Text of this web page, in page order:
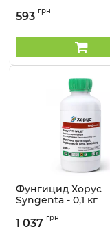
593 грн
Фунгицид Хорус
Syngenta - 0,1 кг
1 037 грн